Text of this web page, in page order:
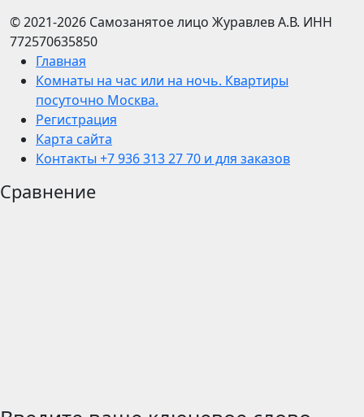
© 2021-2026 Самозанятое лицо Журавлев А.В. ИНН
772570635850
Главная
Комнаты на час или на ночь. Квартиры
посуточно Москва.
Регистрация
Карта сайта
Контакты +7 936 313 27 70 и для заказов
Сравнение